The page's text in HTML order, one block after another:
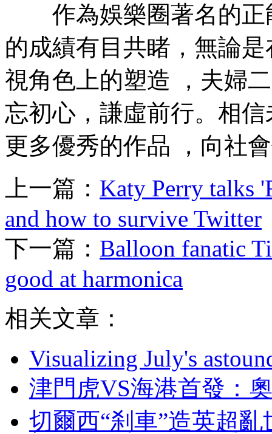
作為娛樂圈著名的正能
的成績有目共睹 ，無論
視角色上的塑造 ，夫婦
忘初心，謙虛前行
更多優秀的作品 ，向社會
上一篇： Katy Perry talks
and how to survive Twitter
下一篇： Balloon fanatic
good at harmonica
相关文章：
Visualizing July's
津門虎VS海港首發
切爾西“刹車”造英超